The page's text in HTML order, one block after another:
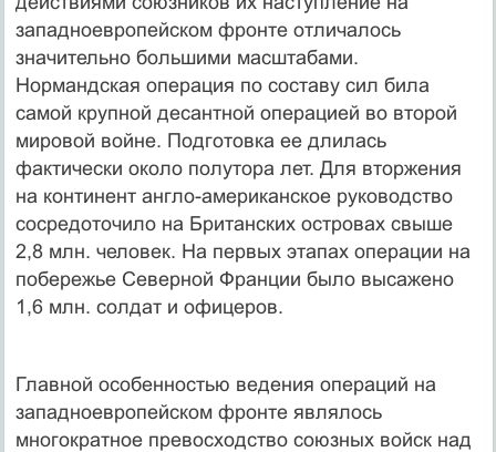
западноевропейском фронте отличалось
значительно большими масштабами.
Нормандская операция по составу сил била
самой крупной десантной операцией во второй
мировой войне. Подготовка ее длилась
фактически около полутора лет. Для вторжения
на континент англо-американское руководство
сосредоточило на Британских островах свыше
2,8 млн. человек. На первых этапах операции на
побережье Северной Франции было высажено
1,6 млн. солдат и офицеров.
Главной особенностью ведения операций на
западноевропейском фронте являлось
многократное превосходство союзных войск над